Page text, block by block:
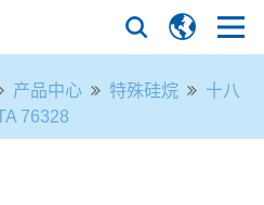
产品中心 特殊硅烷
十八
76328